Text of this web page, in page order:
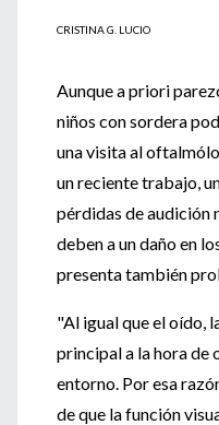
CRISTINA G. LUCIO
Aunque a priori
niños con sordera
una visita al
un reciente trabajo,
pérdidas de audición
deben a un daño en
presenta también
"Al igual que el oído,
principal a la hora
entorno. Por esa
de que la función